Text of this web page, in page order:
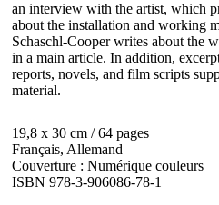
an interview with the artist, which
about the installation and working
Schaschl-Cooper writes about the
in a main article. In addition,
reports, novels, and film scripts
material.
19,8 x 30 cm / 64 pages
Français, Allemand
Couverture : Numérique couleurs
ISBN 978-3-906086-78-1